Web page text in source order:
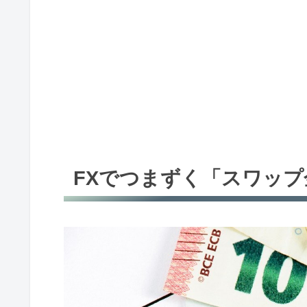
FXでつまずく「スワッ